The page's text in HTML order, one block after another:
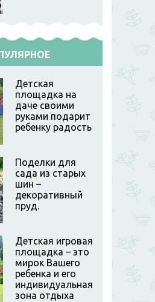
Детская
площадка на
даче своими
руками подарит
ребенку радость
Поделки для
сада из старых
шин –
декоративный
пруд.
Детская игровая
площадка – это
мирок Вашего
ребенка и его
индивидуальная
зона отдыха